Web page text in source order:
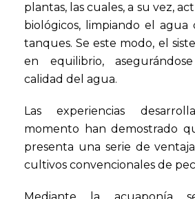
plantas, las cuales, a su vez,
biológicos, limpiando el
tanques. Se este modo, el
en equilibrio,
calidad del agua.
Las experiencias
momento han demostrado
presenta una serie de
cultivos convencionales de